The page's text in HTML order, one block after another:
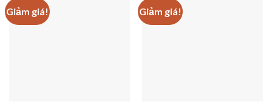
Giảm giá! Giảm giá!